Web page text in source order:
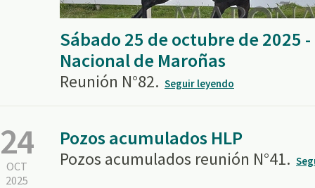
Sábado 25 de octubre de 2025
Nacional de Maroñas
Reunión N°82. Seguir leyendo
24
OCT
2025
Pozos acumulados HLP
Pozos acumulados reunión N°41.